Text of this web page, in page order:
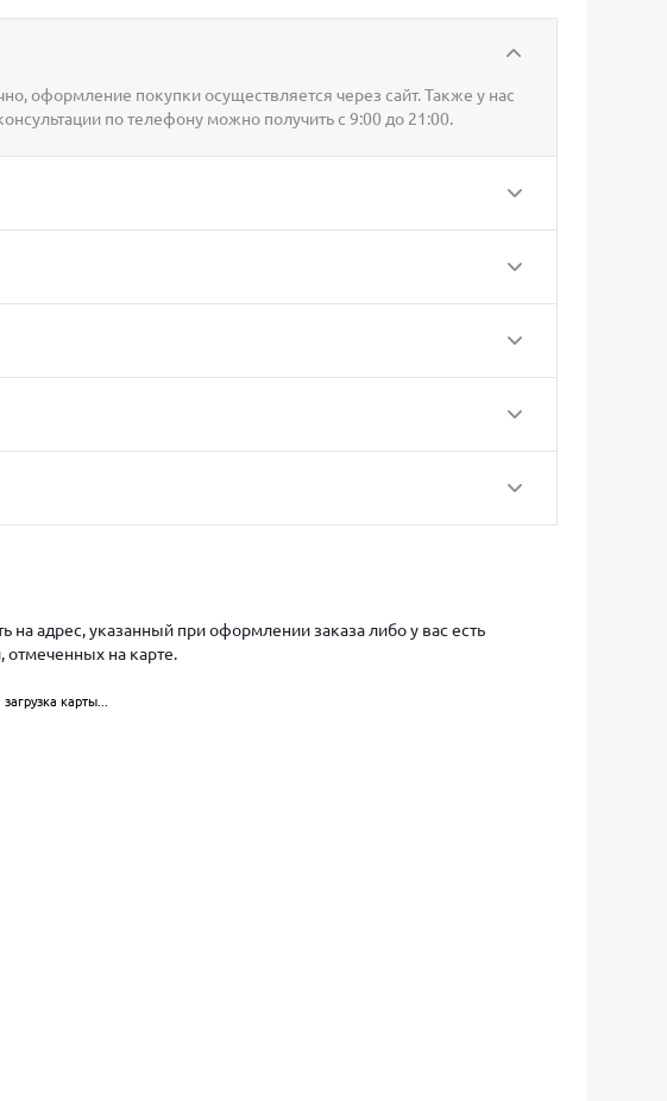
оформление покупки осуществляется через сайт. Также у нас
по телефону можно получить с 9:00 до 21:00.
адрес, указанный при оформлении заказа либо у вас есть
отмеченных на карте.
загрузка карты...